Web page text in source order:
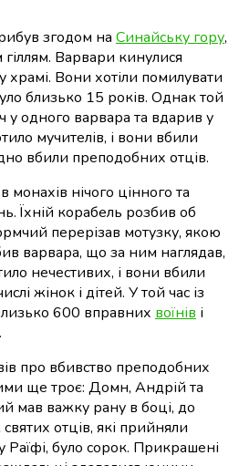
згодом на Синайську гору,
Варвари кинулися
храмі. Вони хотіли помилувати
близько 15 років. Однак той
у одного варвара та вдарив у
мучителів, і вони вбили
вбили преподобних отців.
нічого цінного та
Їхній корабель розбив об
перерізав мотузку, якою
варвара, що за ним наглядав,
нечестивих, і вони вбили
жінок і дітей. У той час із
600 вправних воїнів і
про вбивство преподобних
ще троє: Домн, Андрій та
мав важку рану в боці, до
отців, які прийняли
Раїфі, було сорок. Прикрашені